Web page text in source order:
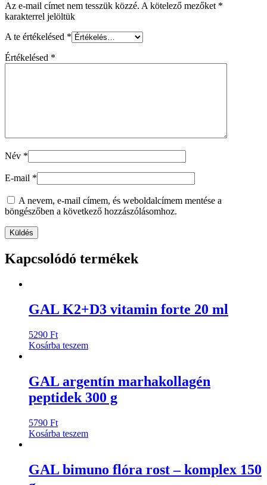
Az e-mail címet nem tesszük közzé. A kötelező mezőket *
karakterrel jelöltük
A te értékelésed *
Értékelésed *
Név *
E-mail *
A nevem, e-mail címem, és weboldalcímem mentése a
böngészőben a következő hozzászólásomhoz.
Kapcsolódó termékek
GAL K2+D3 vitamin forte 20 ml
5290 Ft
Kosárba teszem
GAL argentín marhakollagén
peptidek 300 g
5790 Ft
Kosárba teszem
GAL bimuno flóra rost – komplex 150